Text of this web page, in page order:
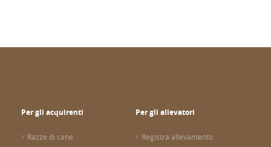
Per gli acquirenti
Razze di cane
Per gli allevatori
Registra allevamento